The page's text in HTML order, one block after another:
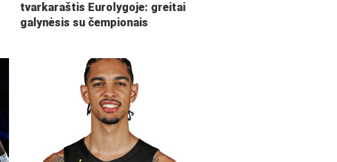
tvarkaraštis Eurolygoje: greitai
galynėsis su čempionais